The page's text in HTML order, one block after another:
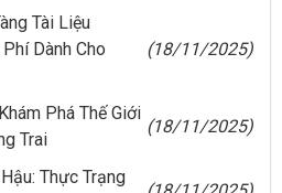
Tài Liệu
Dành Cho
(18/11/2025)
Phá Thế Giới
Trai
(18/11/2025)
Thực Trạng